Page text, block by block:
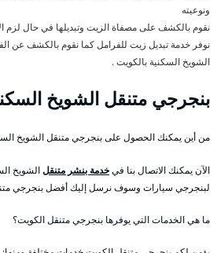
ونوعيته
نقوم بالكشف على مصفاة الزيت وتبديلها في حال لزم
نوفر خدمة تبديل زيت للفرامل كما نقوم بالكشف عن
الشويخ السكنية بالكويت .
بنجرجي متنقل الشويخ
من أين يمكنك الحصول على بنجرجي متنقل الشويخ
الآن يمكنك الاتصال بنا فيخدمة بنشر متنقلالشويخ
لبنجرجي سيارات وسوف نرسل إليك أفضل بنجرجي
ما هي الخدمات التي يوفرها بنجرجي متنقل الكويت؟